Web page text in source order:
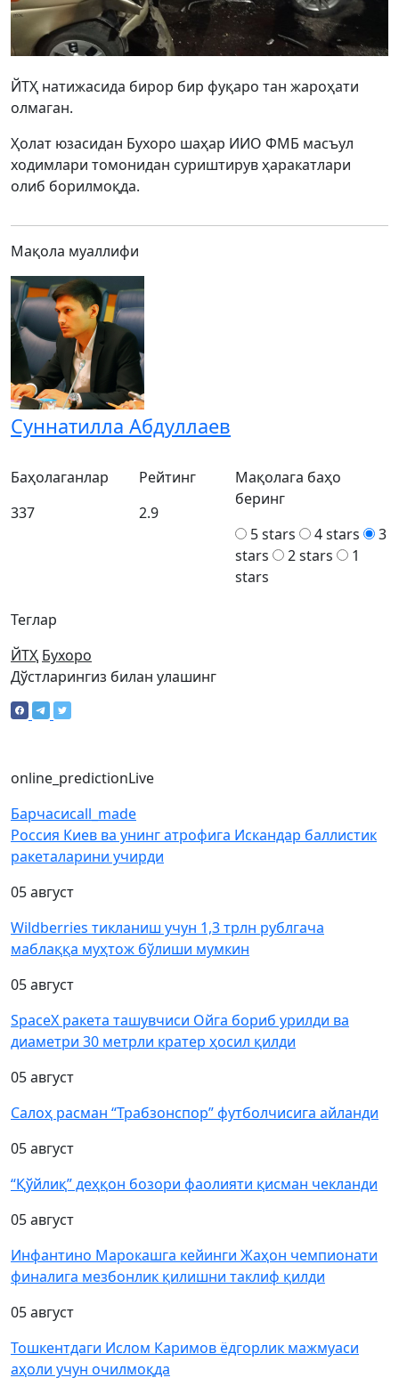
ЙТҲ натижасида бирор бир фуқаро тан жароҳати
олмаган.
Ҳолат юзасидан Бухоро шаҳар ИИО ФМБ масъул
ходимлари томонидан суриштирув ҳаракатлари
олиб борилмоқда.
Мақола муаллифи
Суннатилла Абдуллаев
Теглар
ЙТҲ Бухоро
Баҳолаганлар
337
Рейтинг
2.9
Мақолага баҳо
беринг
5 stars
4 stars
3
stars
2 stars
1
stars
Дўстларингиз билан улашинг
online_predictionLive
Барчасиcall_made
Россия Киев ва унинг атрофига Искандар баллистик
ракеталарини учирди
05 август
Wildberries тикланиш учун 1,3 трлн рублгача
маблаққа муҳтож бўлиши мумкин
05 август
SpaceX ракета ташувчиси Ойга бориб урилди ва
диаметри 30 метрли кратер ҳосил қилди
05 август
Салоҳ расман “Трабзонспор” футболчисига айланди
05 август
“Қўйлиқ” деҳқон бозори фаолияти қисман чекланди
05 август
Инфантино Марокашга кейинги Жаҳон чемпионати
финалига мезбонлик қилишни таклиф қилди
05 август
Тошкентдаги Ислом Каримов ёдгорлик мажмуаси
аҳоли учун очилмоқда